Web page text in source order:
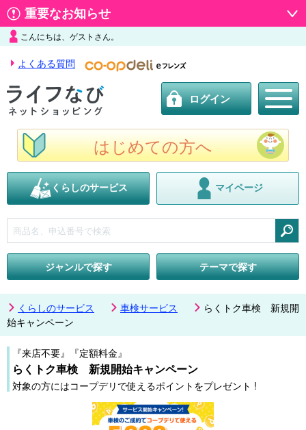
重要なお知らせ
こんにちは、ゲストさん。
よくある質問
ログイン
はじめての方へ
くらしのサービス マイページ
ジャンルで探す
テーマで探す
くらしのサービス 車検サービス
らくトク車検 新規開
始キャンペーン
『来店不要』『定額料金』
らくトク車検 新規開始キャンペーン
対象の方にはコープデリで使えるポイントをプレゼント !